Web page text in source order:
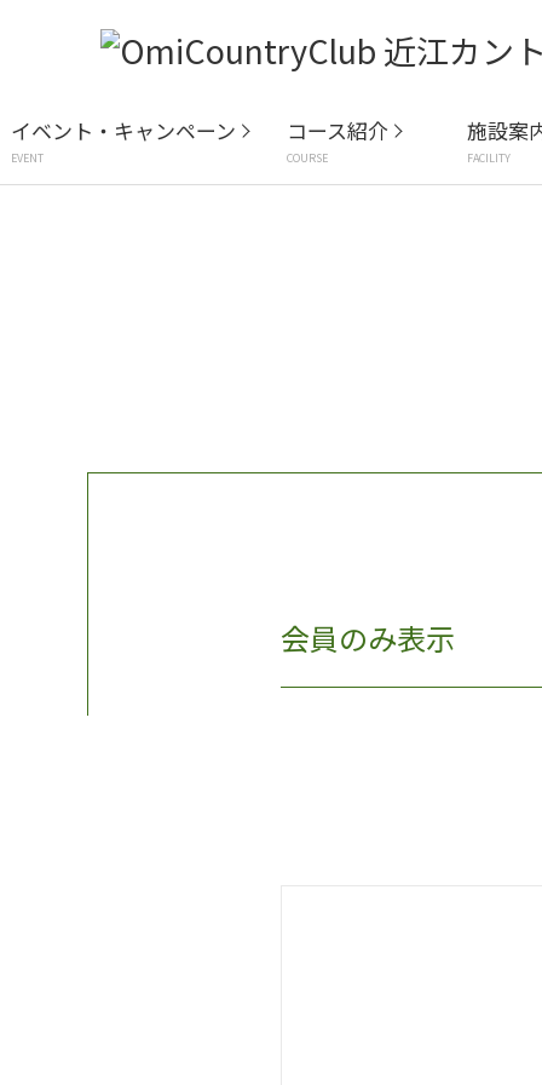
イベント・キャンペーン
EVENT
コース紹介
COURSE
施設案
FACILITY
会員のみ表示